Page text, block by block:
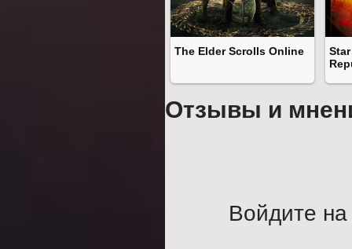
The Elder Scrolls Online
Отзывы и
Войдите на